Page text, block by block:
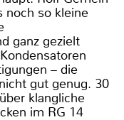
noch so kleine
ganz gezielt
– die
gut genug. 30
klangliche
im RG 14